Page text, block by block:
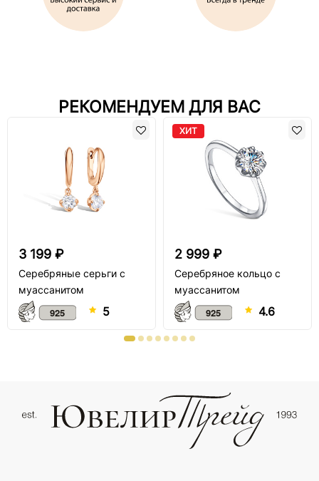
РЕКОМЕНДУЕМ ДЛЯ ВАС
3 199 ₽
Серебряные серьги с
муассанитом
5
ХИТ
2 999 ₽
Серебряное кольцо с
муассанитом
4.6